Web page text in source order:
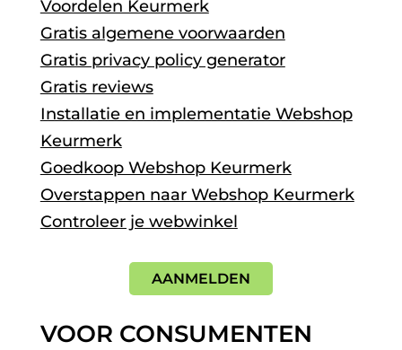
Voordelen Keurmerk
Gratis algemene voorwaarden
Gratis privacy policy generator
Gratis reviews
Installatie en implementatie Webshop
Keurmerk
Goedkoop Webshop Keurmerk
Overstappen naar Webshop Keurmerk
Controleer je webwinkel
AANMELDEN
VOOR CONSUMENTEN